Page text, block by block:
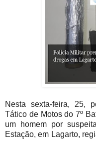
Nesta sexta-feira, 25,
Tático de Motos do 7º
um homem por
Estação, em Lagarto,